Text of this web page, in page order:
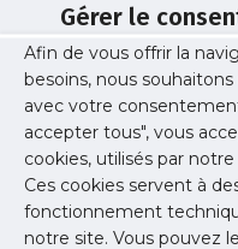
Gérer le
Afin de vous offrir la
besoins, nous
avec votre
accepter tous", vous
cookies, utilisés par
Ces cookies servent à
fonctionnement
notre site. Vous pouvez
video lab n1
Publié le : 2 novembre
Partager cet article :